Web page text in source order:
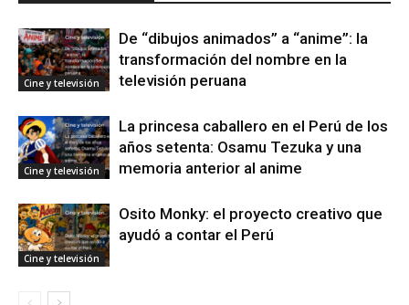
Cine y televisión
De “dibujos animados” a “anime”: la
transformación del nombre en la
televisión peruana
Cine y televisión
La princesa caballero en el Perú de los
años setenta: Osamu Tezuka y una
memoria anterior al anime
Cine y televisión
Osito Monky: el proyecto creativo que
ayudó a contar el Perú